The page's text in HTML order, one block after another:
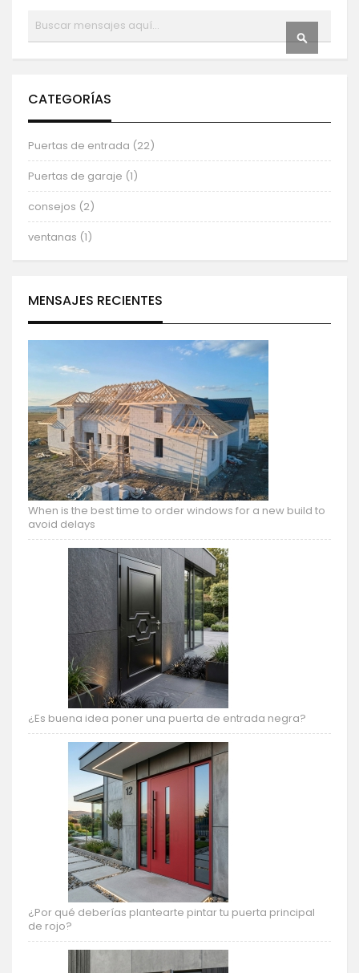
CATEGORÍAS
Puertas de entrada (22)
Puertas de garaje (1)
consejos (2)
ventanas (1)
MENSAJES RECIENTES
When is the best time to order windows for a new build to
avoid delays
¿Es buena idea poner una puerta de entrada negra?
¿Por qué deberías plantearte pintar tu puerta principal
de rojo?